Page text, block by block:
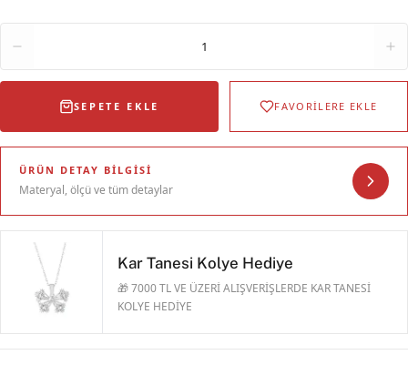
1
SEPETE EKLE FAVORİLERE EKLE
ÜRÜN DETAY BILGISI
Materyal, ölçü ve tüm detaylar
Kar Tanesi Kolye Hediye
🎁 7000 TL VE ÜZERİ ALIŞVERİŞLERDE KAR TANESİ
KOLYE HEDİYE